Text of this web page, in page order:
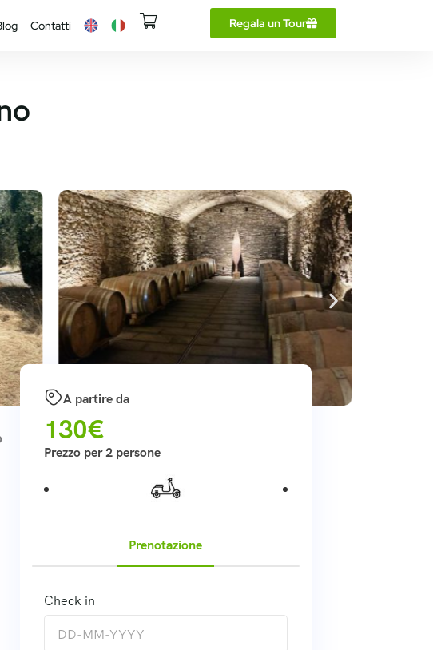
Contatti Regala un Tour
A partire da
130€
Prezzo per 2 persone
Prenotazione
Check in